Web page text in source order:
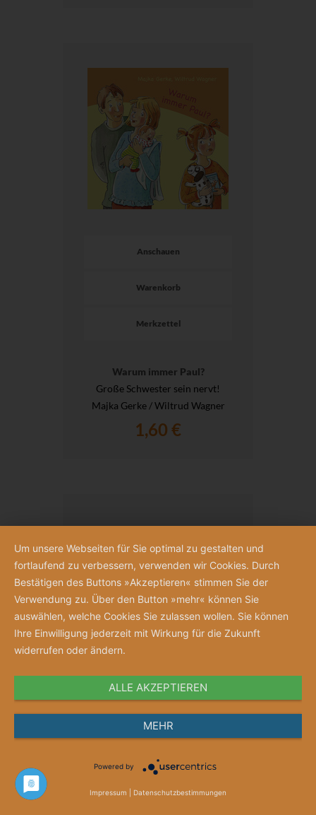
Anschauen
Warenkorb
Merkzettel
Warum immer Paul?
Große Schwester sein nervt!
Majka Gerke / Wiltrud Wagner
1,60 €
Anschauen
Merkzettel
Gutschein „Jubelnde Schwestern“
Um unsere Webseiten für Sie optimal zu gestalten und
fortlaufend zu verbessern, verwenden wir Cookies. Durch
Bestätigen des Buttons »Akzeptieren« stimmen Sie der
Verwendung zu. Über den Button »mehr« können Sie
auswählen, welche Cookies Sie zulassen wollen. Sie können
Ihre Einwilligung jederzeit mit Wirkung für die Zukunft
widerrufen oder ändern.
ALLE AKZEPTIEREN
MEHR
Powered by
Impressum Datenschutzbestimmungen